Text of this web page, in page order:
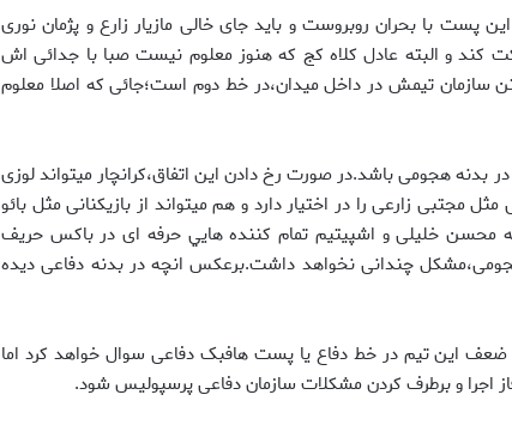
با بحران روبروست و باید جای خالی مازیار زارع و پژمان نوری
کند و البته عادل کلاه کج که هنوز معلوم نیست صبا با جدائی اش
سازمان تیمش در داخل میدان،در خط دوم است؛جائی که اصلا معلوم
بدنه هجومی باشد.در صورت رخ دادن این اتفاق،کرانچار میتواند لوزی
زارعی را در اختیار دارد و هم میتواند از بازیکنانی مثل بائو
محسن خلیلی و اشپیتیم تمام کننده هایي حرفه ای در باکس حریف
چندانی نخواهد داشت.برعکس انچه در بدنه دفاعی دیده
ضعف این تیم در خط دفاع یا پست هافبک دفاعی سوال خواهد کرد اما
اجرا و برطرف کردن مشكلات سازمان دفاعی پرسپولیس شود.